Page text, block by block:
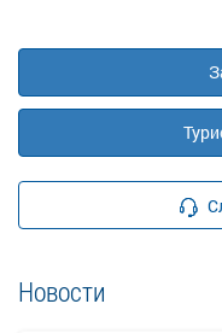
Новости